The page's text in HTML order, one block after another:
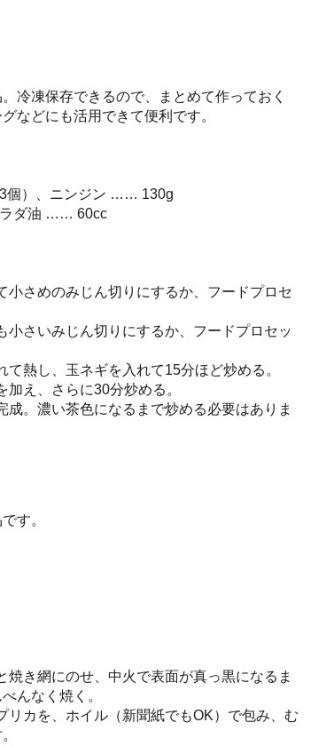
冷凍保存できるので、まとめて作っておく
などにも活用できて便利です。
個）、ニンジン …… 130g
ダ油 …… 60cc
小さめのみじん切りにするか、フードプロセ
小さいみじん切りにするか、フードプロセッ
て熱し、玉ネギを入れて15分ほど炒める。
加え、さらに30分炒める。
成。濃い茶色になるまで炒める必要はありま
す。
焼き網にのせ、中火で表面が真っ黒になるま
んなく焼く。
リカを、ホイル（新聞紙でもOK）で包み、む